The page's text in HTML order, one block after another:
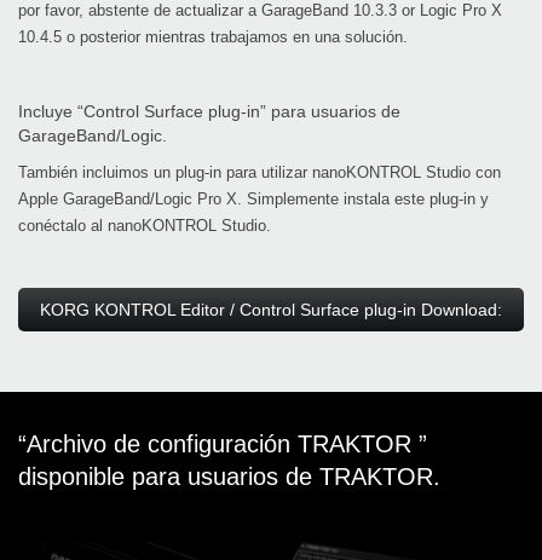
por favor, abstente de actualizar a GarageBand 10.3.3 or Logic Pro X
10.4.5 o posterior mientras trabajamos en una solución.
Incluye “Control Surface plug-in” para usuarios de
GarageBand/Logic.
También incluimos un plug-in para utilizar nanoKONTROL Studio con
Apple GarageBand/Logic Pro X. Simplemente instala este plug-in y
conéctalo al nanoKONTROL Studio.
KORG KONTROL Editor / Control Surface plug-in Download:
“Archivo de configuración TRAKTOR ”
disponible para usuarios de TRAKTOR.